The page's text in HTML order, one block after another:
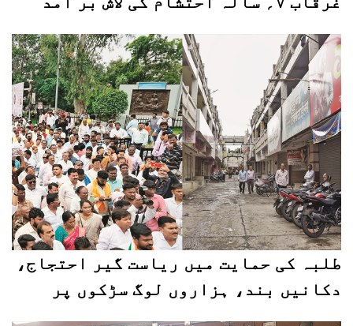
طلبہ کی حمایت میں ریاست گیر احتجاج،
دکانیں بند، ہزاروں لوگ سڑکوں پر